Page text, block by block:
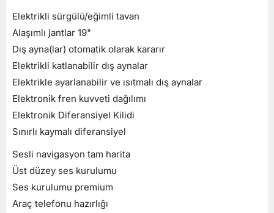
Elektrikli sürgülü/eğimli tavan
Alaşımlı jantlar 19"
Dış ayna(lar) otomatik olarak kararır
Elektrikli katlanabilir dış aynalar
Elektrikle ayarlanabilir ve ısıtmalı dış aynalar
Elektronik fren kuvveti dağılımı
Elektronik Diferansiyel Kilidi
Sınırlı kaymalı diferansiyel
Sesli navigasyon tam harita
Üst düzey ses kurulumu
Ses kurulumu premium
Araç telefonu hazırlığı